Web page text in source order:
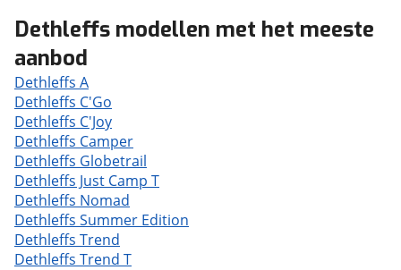
Dethleffs modellen met het meeste
aanbod
Dethleffs A
Dethleffs C'Go
Dethleffs C'Joy
Dethleffs Camper
Dethleffs Globetrail
Dethleffs Just Camp T
Dethleffs Nomad
Dethleffs Summer Edition
Dethleffs Trend
Dethleffs Trend T